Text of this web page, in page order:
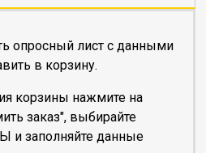
опросный лист с данными
в корзину.
корзины нажмите на
заказ", выбирайте
заполняйте данные